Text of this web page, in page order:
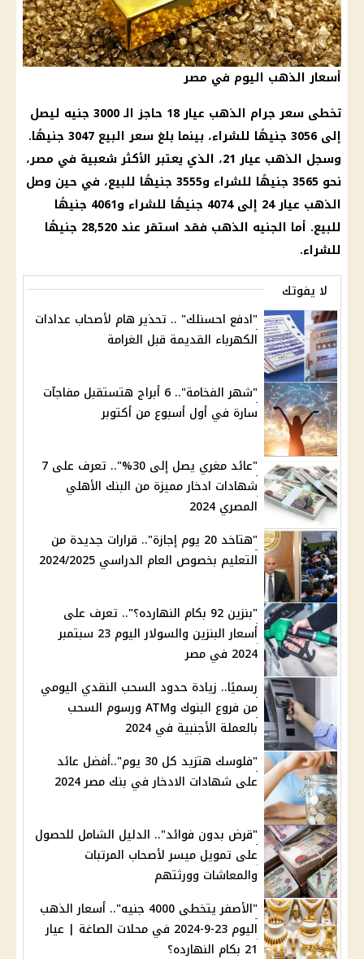
أسعار الذهب اليوم في مصر
تخطى سعر جرام الذهب عيار 18 حاجز الـ 3000 جنيه ليصل
إلى 3056 جنيهًا للشراء، بينما بلغ سعر البيع 3047 جنيهًا.
وسجل الذهب عيار 21، الذي يعتبر الأكثر شعبية في مصر،
نحو 3565 جنيهًا للشراء و3555 جنيهًا للبيع، في حين وصل
الذهب عيار 24 إلى 4074 جنيهًا للشراء و4061 جنيهًا
للبيع. أما الجنيه الذهب فقد استقر عند 28,520 جنيهًا
للشراء.
لا يفوتك
"ادفع احسنلك" .. تحذير هام لأصحاب عدادات
الكهرباء القديمة قبل الغرامة
"شهر الفخامة".. 6 أبراج هتستقبل مفاجآت
سارة في أول أسبوع من أكتوبر
"عائد مغري يصل إلى 30%".. تعرف على 7
شهادات ادخار مميزة من البنك الأهلي
المصري 2024
"هتاخد 20 يوم إجازة".. قرارات جديدة من
التعليم بخصوص العام الدراسي 2024/2025
"بنزين 92 بكام النهارده؟".. تعرف على
أسعار البنزين والسولار اليوم 23 سبتمبر
2024 في مصر
رسميًا.. زيادة حدود السحب النقدي اليومي
من فروع البنوك وATM ورسوم السحب
بالعملة الأجنبية في 2024
"فلوسك هتزيد كل 30 يوم"..أفضل عائد
على شهادات الادخار في بنك مصر 2024
"قرض بدون فوائد".. الدليل الشامل للحصول
على تمويل ميسر لأصحاب المرتبات
والمعاشات وورثتهم
"الأصفر يتخطى 4000 جنيه".. أسعار الذهب
اليوم 23-9-2024 في محلات الصاغة | عيار
21 بكام النهارده؟